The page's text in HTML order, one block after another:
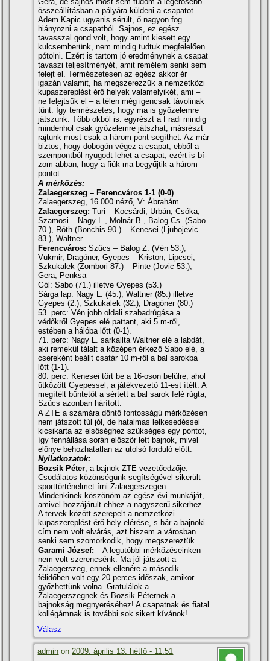
összeállí­tásban a pályára küldeni a csapatot.
Adem Kapic ugyanis sérült, ő nagyon fog
hiányozni a csapatból. Sajnos, ez egész
tavasszal gond volt, hogy amint kiesett egy
kulcsemberünk, nem mindig tudtuk megfelelően
pótolni. Ezért is tartom jó eredménynek a csapat
tavaszi teljesí­tményét, amit remélem senki sem
felejt el. Természetesen az egész akkor ér
igazán valamit, ha megszerezzük a nemzetközi
kupaszereplést érő helyek valamelyikét, ami –
ne felejtsük el – a télen még igencsak távolinak
tűnt. Így természetes, hogy ma is győzelemre
játszunk. Több okból is: egyrészt a Fradi mindig
mindenhol csak győzelemre játszhat, másrészt
rajtunk most csak a három pont segí­thet. Az már
biztos, hogy dobogón végez a csapat, ebből a
szempontból nyugodt lehet a csapat, ezért is bí­
zom abban, hogy a fiúk ma begyűjtik a három
pontot.
A mérkőzés:
Zalaegerszeg – Ferencváros 1-1 (0-0)
Zalaegerszeg, 16.000 néző, V: Ábrahám
Zalaegerszeg: Turi – Kocsárdi, Urbán, Csóka,
Szamosi – Nagy L., Molnár B., Balog Cs. (Sabo
70.), Róth (Bonchis 90.) – Kenesei (Ljubojevic
83.), Waltner
Ferencváros: Szűcs – Balog Z. (Vén 53.),
Vukmir, Dragóner, Gyepes – Kriston, Lipcsei,
Szkukalek (Zombori 87.) – Pinte (Jovic 53.),
Gera, Penksa
Gól: Sabo (71.) illetve Gyepes (53.)
Sárga lap: Nagy L. (45.), Waltner (85.) illetve
Gyepes (2.), Szkukalek (32.), Dragóner (80.)
53. perc: Vén jobb oldali szabadrúgása a
védőkről Gyepes elé pattant, aki 5 m-ről,
estében a hálóba lőtt (0-1).
71. perc: Nagy L. sarkallta Waltner elé a labdát,
aki remekül tálalt a középen érkező Sabo elé, a
csereként beállt csatár 10 m-ről a bal sarokba
lőtt (1-1).
80. perc: Kenesei tört be a 16-oson belülre, ahol
ütközött Gyepessel, a játékvezető 11-est í­télt. A
megí­télt büntetőt a sértett a bal sarok felé rúgta,
Szűcs azonban hárí­tott.
A ZTE a számára döntő fontosságú mérkőzésen
nem játszott túl jól, de hatalmas lelkesedéssel
kicsikarta az elsőséghez szükséges egy pontot,
í­gy fennállása során először lett bajnok, mivel
előnye behozhatatlan az utolsó forduló előtt.
Nyilatkozatok:
Bozsik Péter, a bajnok ZTE vezetőedzője: –
Csodálatos közönségünk segí­tségével sikerült
sporttörténelmet í­rni Zalaegerszegen.
Mindenkinek köszönöm az egész évi munkáját,
amivel hozzájárult ehhez a nagyszerű sikerhez.
A tervek között szerepelt a nemzetközi
kupaszereplést érő hely elérése, s bár a bajnoki
cí­m nem volt elvárás, azt hiszem a városban
senki sem szomorkodik, hogy megszereztük.
Garami József:– A legutóbbi mérkőzéseinken
nem volt szerencsénk. Ma jól játszott a
Zalaegerszeg, ennek ellenére a második
félidőben volt egy 20 perces időszak, amikor
győzhettünk volna. Gratulálok a
Zalaegerszegnek és Bozsik Péternek a
bajnokság megnyeréséhez! A csapatnak és fiatal
kollégámnak is további sok sikert kí­vánok!
Válasz
admin on2009. április 13. hétfő - 11:51